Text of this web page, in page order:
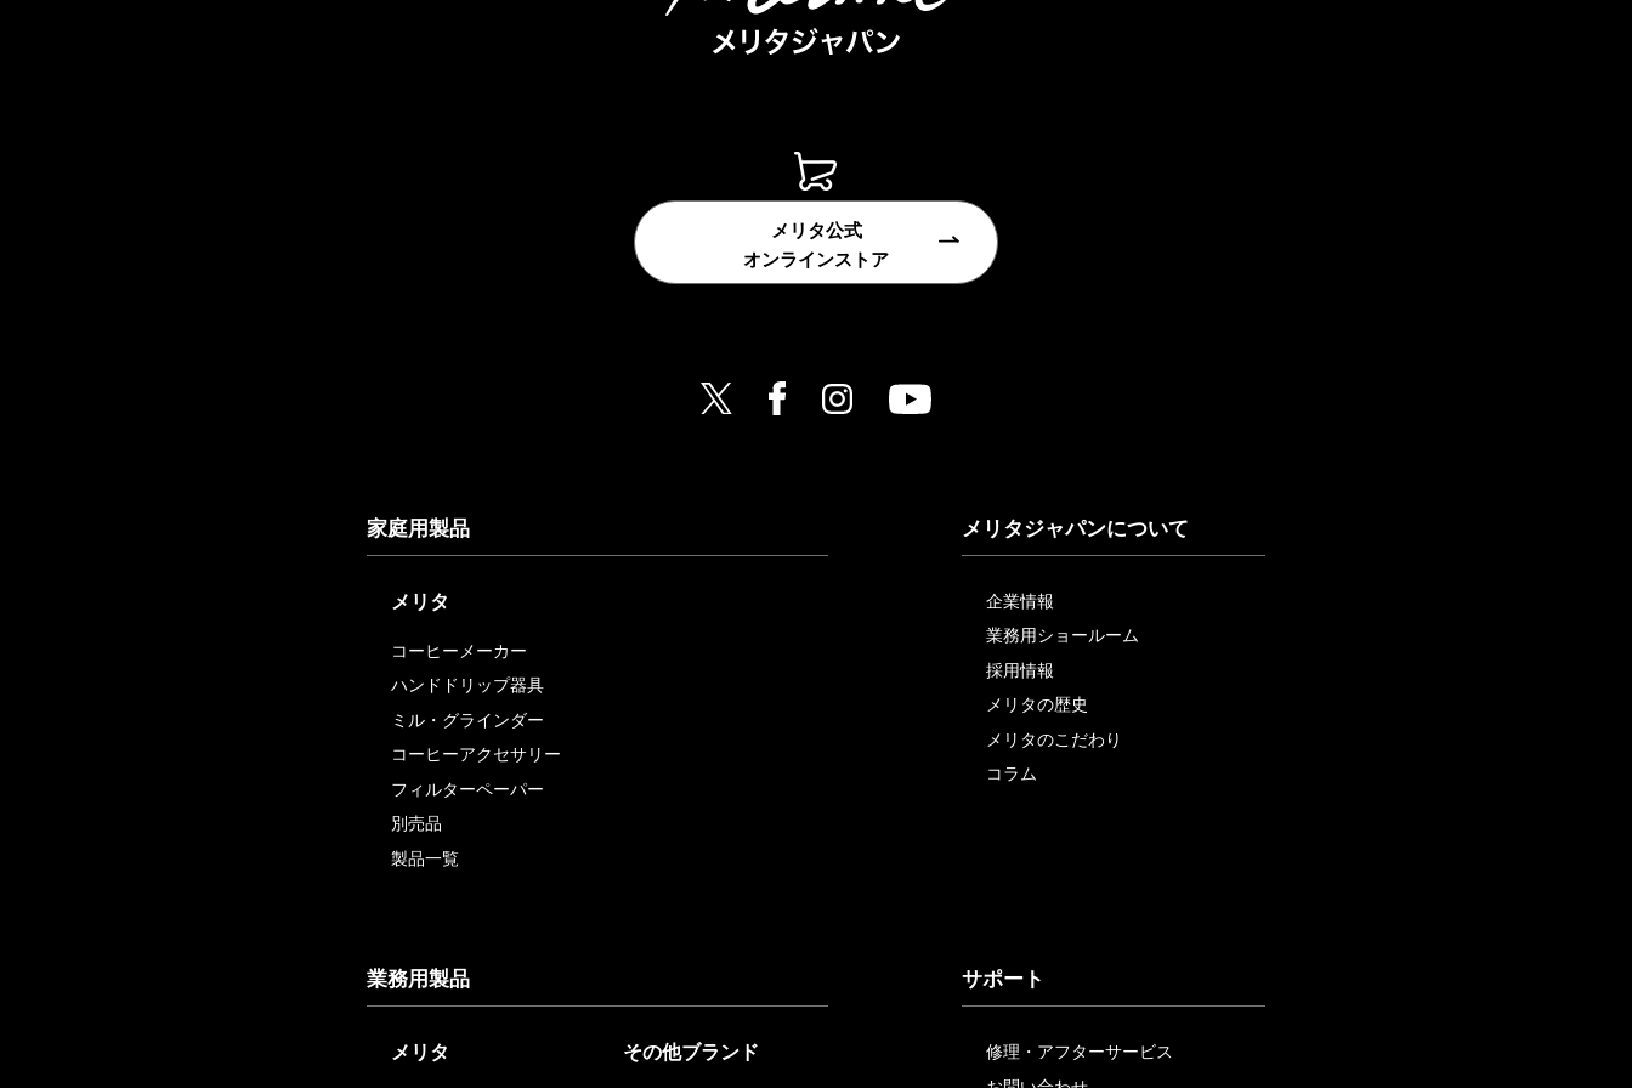
メリタ公式
オンラインストア
家庭用製品
メリタ
コーヒーメーカー
ハンドドリップ器具
ミル・グラインダー
コーヒーアクセサリー
フィルターペーパー
別売品
製品一覧
業務用製品
メリタ その他ブランド
メリタジャパンについて
企業情報
業務用ショールーム
採用情報
メリタの歴史
メリタのこだわり
コラム
サポート
修理・アフターサービス